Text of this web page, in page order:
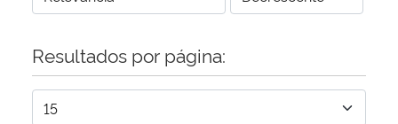
Resultados por página: